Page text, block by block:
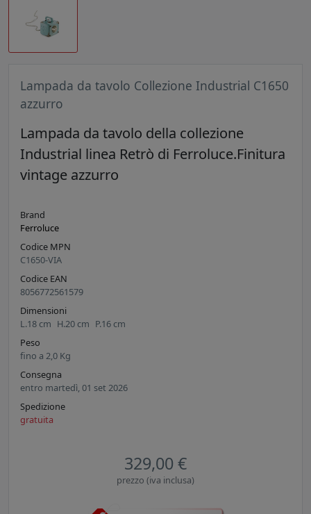
Lampada da tavolo Collezione Industrial C1650
azzurro
Lampada da tavolo della collezione
Industrial linea Retrò di Ferroluce.Finitura
vintage azzurro
Brand
Ferroluce
Codice MPN
C1650-VIA
Codice EAN
8056772561579
Dimensioni
L.18 cm H.20 cm P.16 cm
Peso
fino a 2,0 Kg
Consegna
entro martedì, 01 set 2026
Spedizione
gratuita
329,00 €
prezzo (iva inclusa)